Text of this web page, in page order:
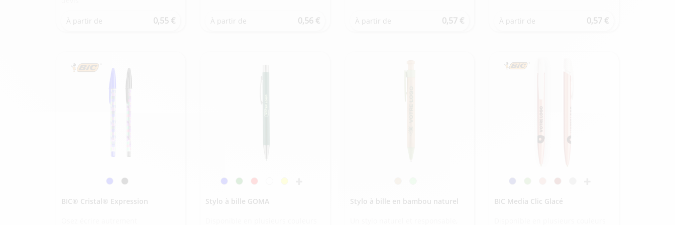
À partir de 0,55 € À partir de 0,56 € À partir de 0,57 € À partir de 0,57 €
BIC® Cristal® Expression Stylo à bille GOMA Stylo à bille en bambou naturel BIC Media Clic Glacé